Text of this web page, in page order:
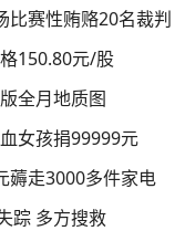
比赛性贿赂20名裁判
150.80元/股
全月地质图
女孩捐99999元
薅走3000多件家电
踪 多方搜救